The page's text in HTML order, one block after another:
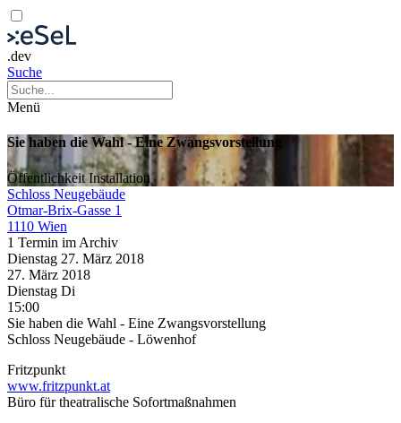
.dev
Suche
Menü
Sie haben die Wahl - Eine Zwangsvorstellung
ÖffentlichkeitInstallation
Schloss Neugebäude
Otmar-Brix-Gasse 1
1110 Wien
1 Termin im Archiv
Dienstag 27. März 2018
27. März 2018
Dienstag Di
15:00
Sie haben die Wahl - Eine Zwangsvorstellung
Schloss Neugebäude - Löwenhof
Fritzpunkt
www.fritzpunkt.at
Büro für theatralische Sofortmaßnahmen